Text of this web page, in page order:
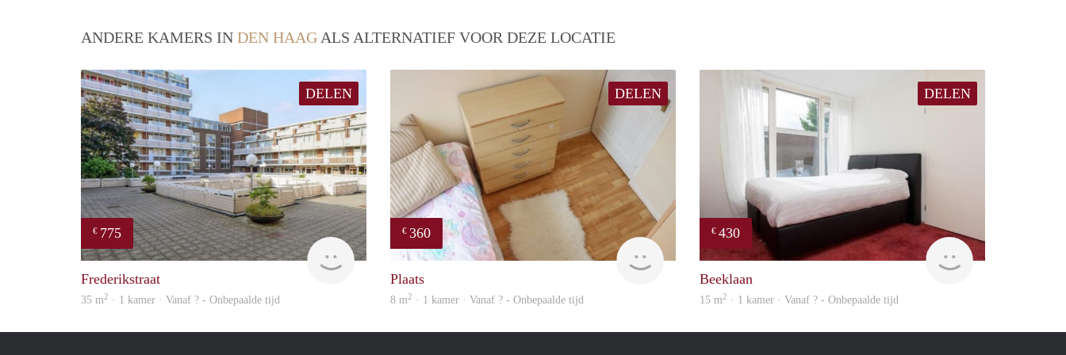
ANDERE KAMERS IN DEN HAAG ALS ALTERNATIEF VOOR DEZE LOCATIE
DELEN
€ 775
Woning
Frederikstraat
35 m2 · 1 kamer · Vanaf ? - Onbepaalde tijd
DELEN
€ 360
Plaats
8 m2 · 1 kamer · Vanaf ? - Onbepaalde tijd
DELEN
€ 430
Woning
Beeklaan
15 m2 · 1 kamer · Vanaf ? - Onbepaalde tijd